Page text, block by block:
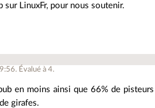
LinuxFr, pour nous soutenir.
. Évalué à4.
en moins ainsi que 66% de
girafes.